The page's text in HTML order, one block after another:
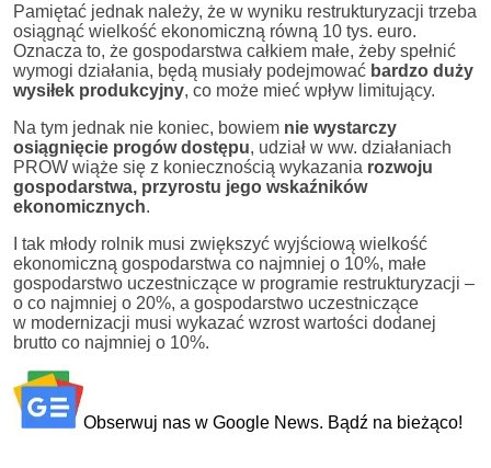
Pamiętać jednak należy, że w wyniku restrukturyzacji trzeba
osiągnąć wielkość ekonomiczną równą 10 tys. euro.
Oznacza to, że gospodarstwa całkiem małe, żeby spełnić
wymogi działania, będą musiały podejmować bardzo duży
wysiłek produkcyjny, co może mieć wpływ limitujący.
Na tym jednak nie koniec, bowiem nie wystarczy
osiągnięcie progów dostępu, udział w ww. działaniach
PROW wiąże się z koniecznością wykazania rozwoju
gospodarstwa, przyrostu jego wskaźników
ekonomicznych.
I tak młody rolnik musi zwiększyć wyjściową wielkość
ekonomiczną gospodarstwa co najmniej o 10%, małe
gospodarstwo uczestniczące w programie restrukturyzacji –
o co najmniej o 20%, a gospodarstwo uczestniczące
w modernizacji musi wykazać wzrost wartości dodanej
brutto co najmniej o 10%.
Obserwuj nas w Google News. Bądź na bieżąco!